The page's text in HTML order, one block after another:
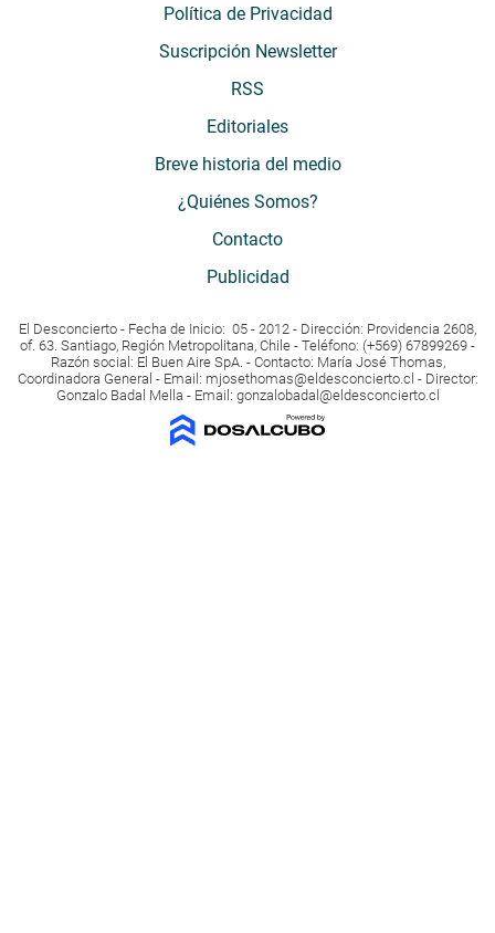
Política de Privacidad
Suscripción Newsletter
RSS
Editoriales
Breve historia del medio
¿Quiénes Somos?
Contacto
Publicidad
El Desconcierto - Fecha de Inicio: 05 - 2012 - Dirección: Providencia 2608,
of. 63. Santiago, Región Metropolitana, Chile - Teléfono: (+569) 67899269 -
Razón social: El Buen Aire SpA. - Contacto: María José Thomas,
Coordinadora General - Email: mjosethomas@eldesconcierto.cl - Director:
Gonzalo Badal Mella - Email: gonzalobadal@eldesconcierto.cl